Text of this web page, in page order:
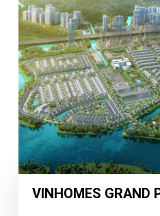
VINHOMES GRAND